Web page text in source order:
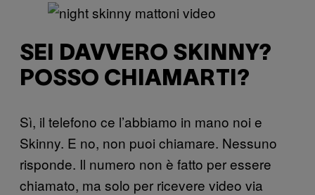
SEI DAVVERO SKINNY?
POSSO CHIAMARTI?
Sì, il telefono ce l’abbiamo in mano noi e
Skinny. E no, non puoi chiamare. Nessuno
risponde. Il numero non è fatto per essere
chiamato, ma solo per ricevere video via